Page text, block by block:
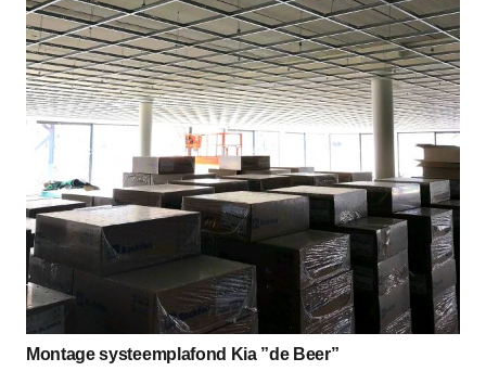
Montage systeemplafond Kia ”de Beer”